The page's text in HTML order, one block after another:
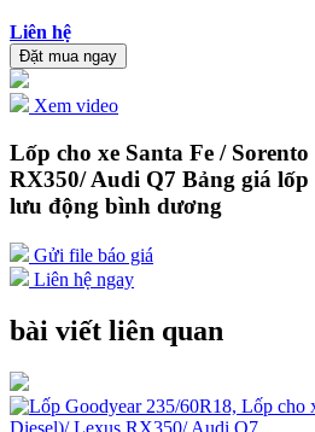
Liên hệ
Đặt mua ngay
Xem video
Lốp cho xe Santa Fe / Sorento
RX350/ Audi Q7 Bảng giá
lưu động bình dương
Gửi file báo giá
Liên hệ ngay
bài viết liên quan